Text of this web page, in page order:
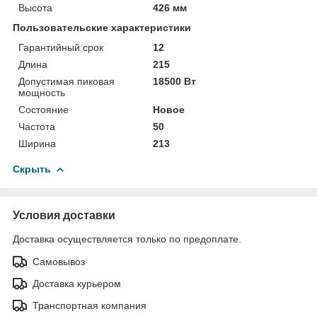
Высота
426 мм
Пользовательские характеристики
Гарантийный срок
12
Длина
215
Допустимая пиковая
мощность
18500 Вт
Состояние
Новое
Частота
50
Ширина
213
Скрыть
Условия доставки
Доставка осуществляется только по предоплате.
Самовывоз
Доставка курьером
Транспортная компания